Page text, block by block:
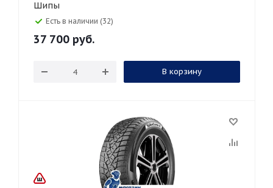
Шипы
Есть в наличии (32)
37 700 руб.
В корзину